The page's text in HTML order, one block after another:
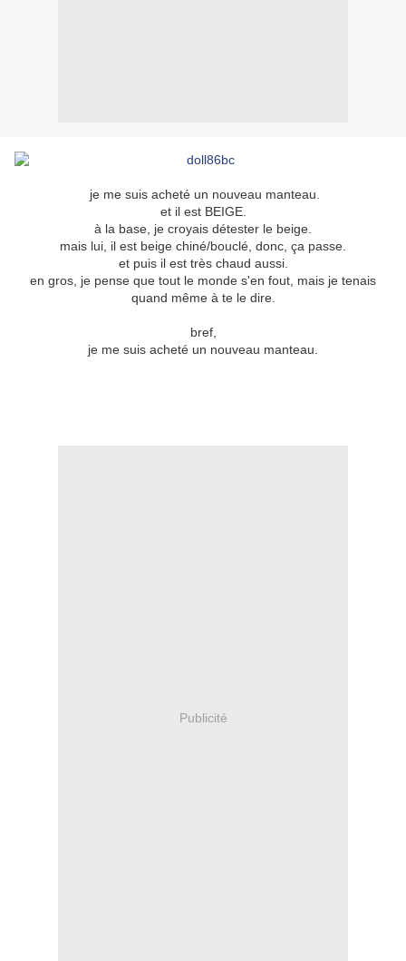
je me suis acheté un nouveau manteau.
et il est BEIGE.
à la base, je croyais détester le beige.
mais lui, il est beige chiné/bouclé, donc, ça passe.
et puis il est très chaud aussi.
en gros, je pense que tout le monde s'en fout, mais je tenais
quand même à te le dire.
bref,
je me suis acheté un nouveau manteau.
Publicité